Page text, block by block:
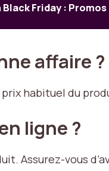
Black Friday :
affaire ?
habituel du
ligne ?
Assurez-vous